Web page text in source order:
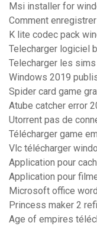
Msi installer for
Comment
K lite codec pack
Telecharger logiciel
Telecharger les
Windows 2019
Spider card game
Atube catcher error
Utorrent pas de
Télécharger game
Vlc télécharger
Application pour
Application pour
Microsoft office
Princess maker 2
Age of empires